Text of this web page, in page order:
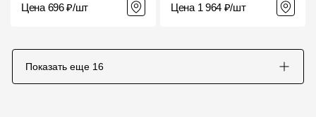
Цена 696 ₽/шт Цена 1 964 ₽/шт
Показать еще 16